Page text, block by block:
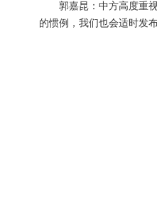
郭嘉昆：中方高度重
的惯例，我们也会适时发布